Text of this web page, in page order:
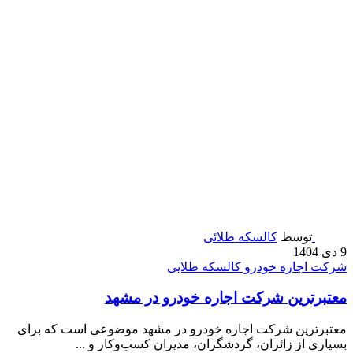
توسط کالسکه طلائی
9 دی 1404
شرکت اجاره خودرو کالسکه طلایی
معتبرترین شرکت اجاره خودرو در مشهد
معتبرترین شرکت اجاره خودرو در مشهد موضوعی است که برای
بسیاری از زائران، گردشگران، مدیران کسب‌وکار و ...